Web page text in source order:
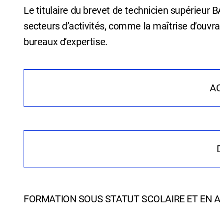
Le titulaire du brevet de technicien supérieur
secteurs d’activités, comme la maîtrise
bureaux d’expertise.
La formation s’étend surdeux anset comporte
en fin de 1ère année. En fin de
Dans les disciplines techniques les outils
FORMATION SOUS STATUT SCOLAIRE ET EN